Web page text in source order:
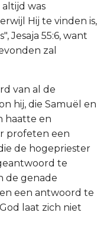
was
Hij te vinden is,
Jesaja 55:6, want
zal
van al de
hij, die Samuël en
haatte en
profeten een
de hogepriester
te
de genade
een antwoord te
laat zich niet